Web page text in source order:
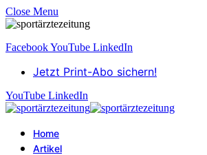
Close Menu
FacebookYouTube LinkedIn
Jetzt Print-Abo sichern!
YouTube LinkedIn
Home
Artikel